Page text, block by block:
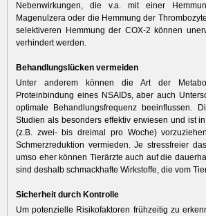
Nebenwirkungen, die v.a. mit einer
Magenulzera oder die Hemmung der
selektiveren Hemmung der COX-2 können
verhindert werden.
Behandlungslücken vermeiden
Unter anderem können die Art der
Proteinbindung eines NSAIDs, aber auch
optimale Behandlungsfrequenz beeinflussen.
Studien als besonders effektiv erwiesen und ist
(z.B. zwei- bis dreimal pro Woche)
Schmerzreduktion vermieden. Je stressfreier
umso eher können Tierärzte auch auf die
sind deshalb schmackhafte Wirkstoffe, die vom
Sicherheit durch Kontrolle
Um potenzielle Risikofaktoren frühzeitig zu